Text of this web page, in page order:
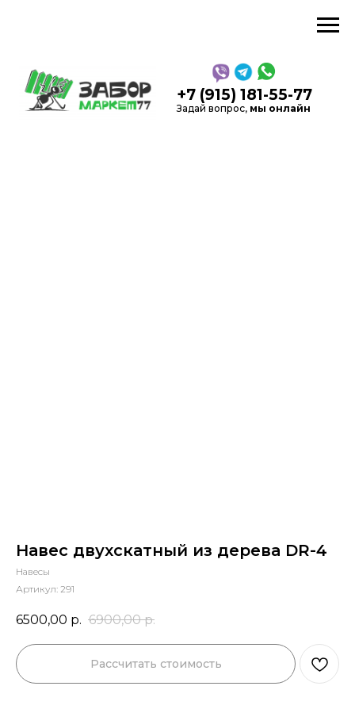
+7 (915) 181-55-77
Задай вопрос, мы онлайн
Навес двухскатный из дерева DR-4
Навесы
Артикул: 291
6500,00 р. 6900,00 р.
Рассчитать стоимость